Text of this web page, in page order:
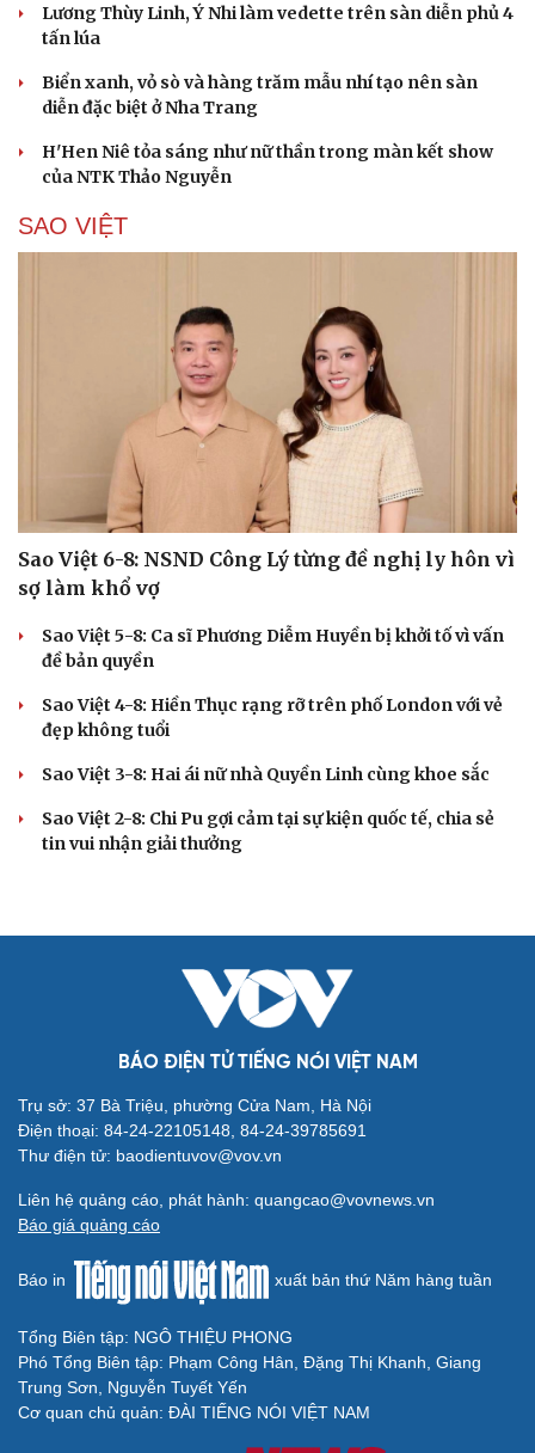
Cải chính
Lương Thùy Linh, Ý Nhi làm vedette trên sàn diễn phủ 4
tấn lúa
Biển xanh, vỏ sò và hàng trăm mẫu nhí tạo nên sàn
diễn đặc biệt ở Nha Trang
H'Hen Niê tỏa sáng như nữ thần trong màn kết show
của NTK Thảo Nguyễn
SAO VIỆT
Sao Việt 6-8: NSND Công Lý từng đề nghị ly hôn vì
sợ làm khổ vợ
Sao Việt 5-8: Ca sĩ Phương Diễm Huyền bị khởi tố vì vấn
đề bản quyền
Sao Việt 4-8: Hiền Thục rạng rỡ trên phố London với vẻ
đẹp không tuổi
Sao Việt 3-8: Hai ái nữ nhà Quyền Linh cùng khoe sắc
Sao Việt 2-8: Chi Pu gợi cảm tại sự kiện quốc tế, chia sẻ
tin vui nhận giải thưởng
BÁO ĐIỆN TỬ TIẾNG NÓI VIỆT NAM
Trụ sở: 37 Bà Triệu, phường Cửa Nam, Hà Nội
Điện thoại: 84-24-22105148, 84-24-39785691
Thư điện tử: baodientuvov@vov.vn
Liên hệ quảng cáo, phát hành: quangcao@vovnews.vn
Báo giá quảng cáo
Báo in xuất bản thứ Năm hàng tuần
Tổng Biên tập: NGÔ THIỆU PHONG
Phó Tổng Biên tập: Phạm Công Hân, Đặng Thị Khanh, Giang
Trung Sơn, Nguyễn Tuyết Yến
Cơ quan chủ quản: ĐÀI TIẾNG NÓI VIỆT NAM